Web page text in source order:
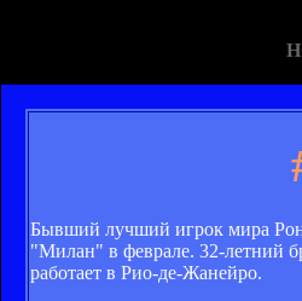
Бывший лучший игрок мира
"Милан" в феврале. 32-летний
работает в Рио-де-Жанейро.